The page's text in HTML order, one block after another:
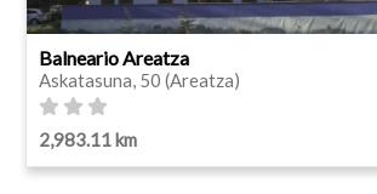
Balneario Areatza
Askatasuna, 50 (Areatza)
2,983.11 km